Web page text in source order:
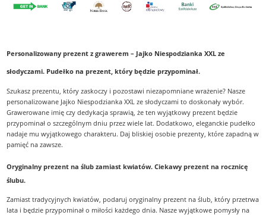
Personalizowany prezent z grawerem – Jajko Niespodzianka XXL ze
słodyczami. Pudełko na prezent, który będzie przypominał.
Szukasz prezentu, który zaskoczy i pozostawi niezapomniane wrażenie? Nasze
personalizowane Jajko Niespodzianka XXL ze słodyczami to doskonały wybór.
Grawerowane imię czy dedykacja sprawią, że ten wyjątkowy prezent będzie
przypominał o szczególnym dniu przez wiele lat. Dodatkowo, eleganckie pudełko
nadaje mu wyjątkowego charakteru. Daj bliskiej osobie prezenty, które zapadną w
pamięć na zawsze.
Oryginalny prezent na ślub zamiast kwiatów. Ciekawy prezent na rocznicę
ślubu.
Zamiast tradycyjnych kwiatów, podaruj oryginalny prezent na ślub, który przetrwa
lata i będzie przypominał o miłości każdego dnia. Nasze wyjątkowe pomysły na